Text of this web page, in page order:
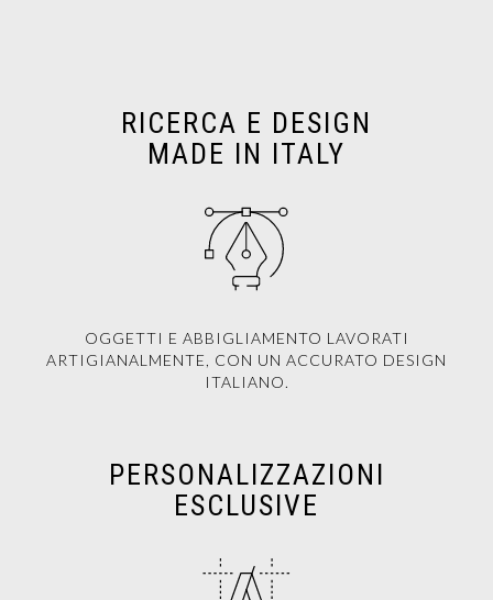
RICERCA E DESIGN
MADE IN ITALY
OGGETTI E ABBIGLIAMENTO LAVORATI
ARTIGIANALMENTE, CON UN ACCURATO DESIGN
ITALIANO.
PERSONALIZZAZIONI
ESCLUSIVE